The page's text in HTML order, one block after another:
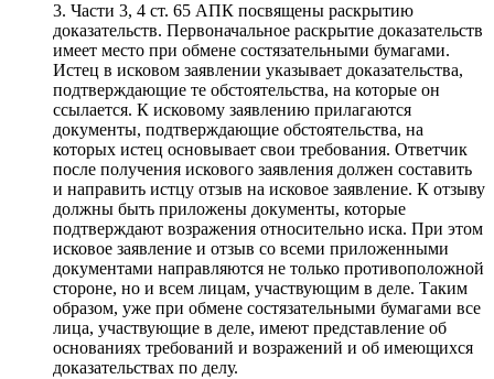
3. Части 3, 4 ст. 65 АПК посвящены раскрытию
доказательств. Первоначальное раскрытие доказательств
имеет место при обмене состязательными бумагами.
Истец в исковом заявлении указывает доказательства,
подтверждающие те обстоятельства, на которые он
ссылается. К исковому заявлению прилагаются
документы, подтверждающие обстоятельства, на
которых истец основывает свои требования. Ответчик
после получения искового заявления должен составить
и направить истцу отзыв на исковое заявление. К отзыву
должны быть приложены документы, которые
подтверждают возражения относительно иска. При этом
исковое заявление и отзыв со всеми приложенными
документами направляются не только противоположной
стороне, но и всем лицам, участвующим в деле. Таким
образом, уже при обмене состязательными бумагами все
лица, участвующие в деле, имеют представление об
основаниях требований и возражений и об имеющихся
доказательствах по делу.